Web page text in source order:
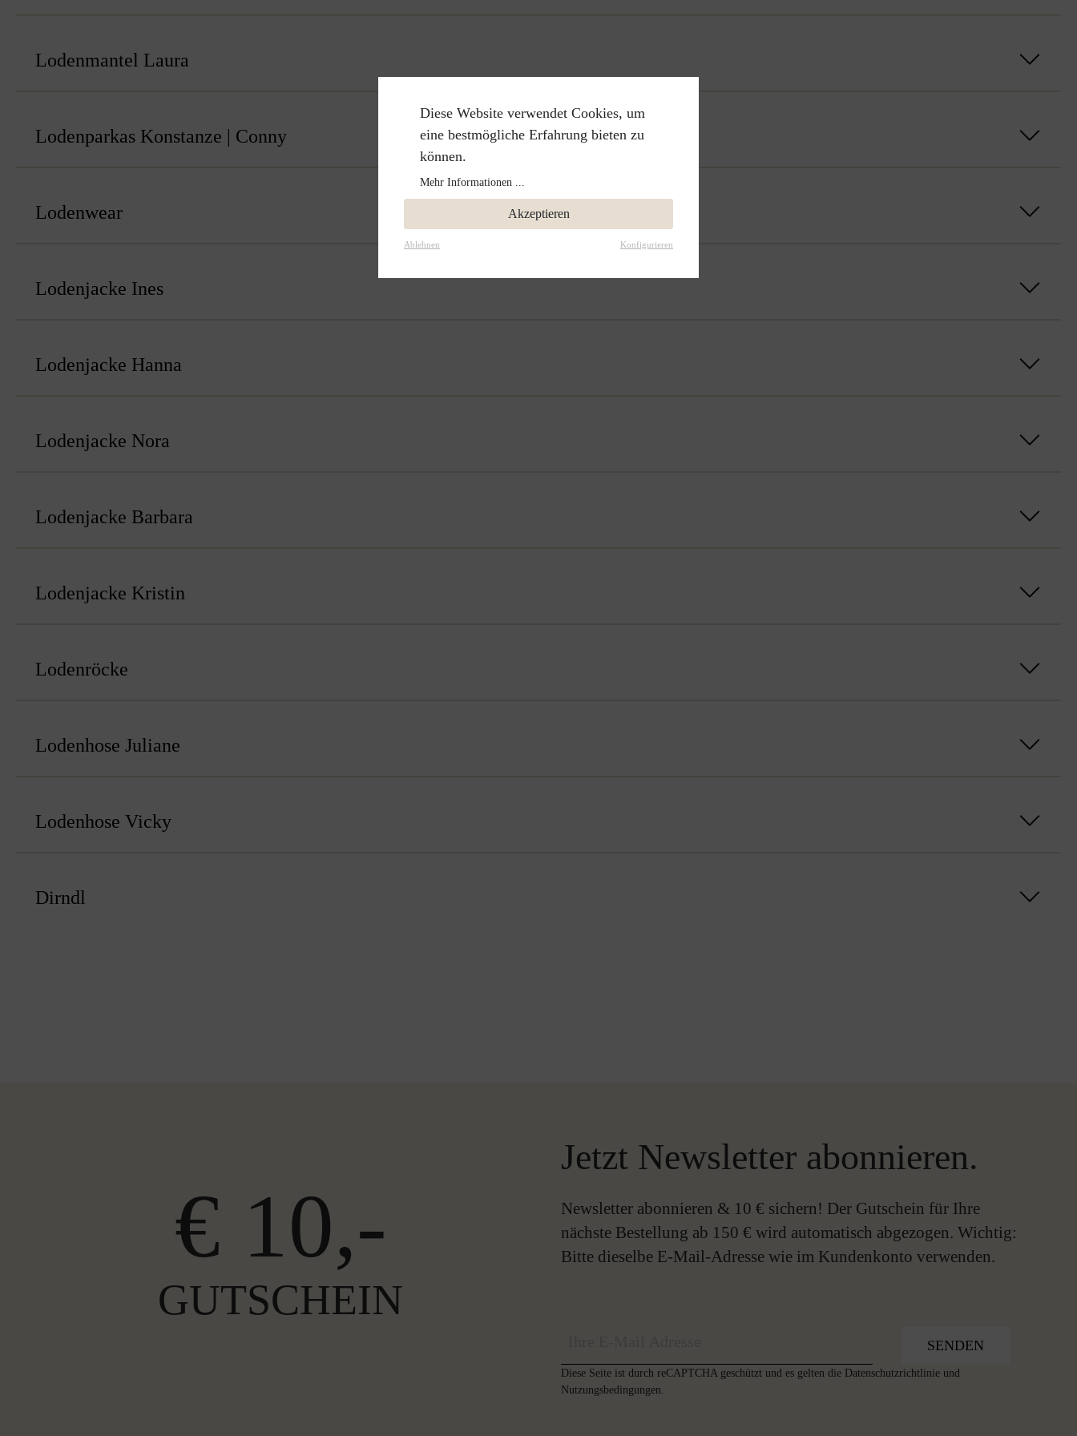
Lodenmantel Laura
Lodenparkas Konstanze | Conny
Lodenwear
Lodenjacke Ines
Lodenjacke Hanna
Lodenjacke Nora
Lodenjacke Barbara
Lodenjacke Kristin
Lodenröcke
Lodenhose Juliane
Lodenhose Vicky
Dirndl
€ 10,-
GUTSCHEIN
Jetzt Newsletter abonnieren.
Newsletter abonnieren & 10 € sichern! Der Gutschein für Ihre
nächste Bestellung ab 150 € wird automatisch abgezogen. Wichtig:
Bitte dieselbe E-Mail-Adresse wie im Kundenkonto verwenden.
SENDEN
Diese Seite ist durch reCAPTCHA geschützt und es gelten die Datenschutzrichtlinie und
Nutzungsbedingungen
Diese Website verwendet Cookies, um
eine bestmögliche Erfahrung bieten zu
können.
Mehr Informationen ...
Akzeptieren
Ablehnen Konfigurieren